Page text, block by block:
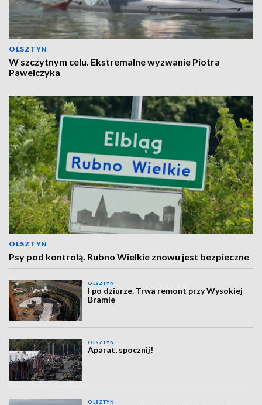
OLSZTYN
W szczytnym celu. Ekstremalne wyzwanie Piotra
Pawelczyka
OLSZTYN
Psy pod kontrolą. Rubno Wielkie znowu jest bezpieczne
OLSZTYN
I po dziurze. Trwa remont przy Wysokiej
Bramie
OLSZTYN
Aparat, spocznij!
OLSZTYN